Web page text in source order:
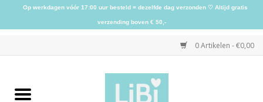
0 Artikelen - €0,00
Home
Op werkdagen vóór 17:00 uur besteld = dezelfde dag verzonden ♡ Altijd gratis
verzending boven € 50,-